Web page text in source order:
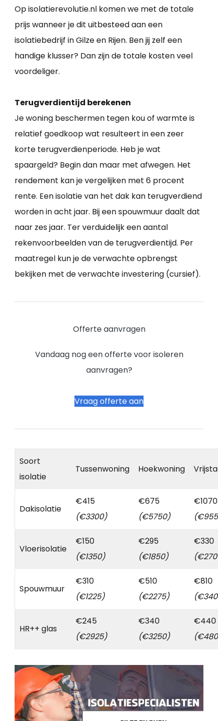
Op isolatierevolutie.nl komen we met de totale
prijs wanneer je dit uitbesteed aan een
isolatiebedrijf in Gilze en Rijen. Ben jij zelf een
handige klusser? Dan zijn de totale kosten veel
voordeliger.
Terugverdientijd berekenen
Je woning beschermen tegen kou of warmte is
relatief goedkoop wat resulteert in een zeer
korte terugverdienperiode. Heb je wat
spaargeld? Begin dan maar met afwegen. Het
rendement kan je vergelijken met 6 procent
rente. Een isolatie van het dak kan terugverdiend
worden in acht jaar. Bij een spouwmuur daalt dat
naar zes jaar. Ter verduidelijk een aantal
rekenvoorbeelden van de terugverdientijd. Per
maatregel kun je de verwachte opbrengst
bekijken met de verwachte investering (cursief).
Offerte aanvragen
Vandaag nog een offerte voor isoleren
aanvragen?
Vraag offerte aan
Soort
isolatie
Tussenwoning Hoekwoning
Dakisolatie
€415
(€3300)
€675
(€5750)
€1070
Vloerisolatie
€150
(€1350)
€295
(€1850)
€330
Spouwmuur
€310
(€1225)
€510
(€2275)
€810
HR++ glas
€245
(€2925)
€340
(€3250)
€440